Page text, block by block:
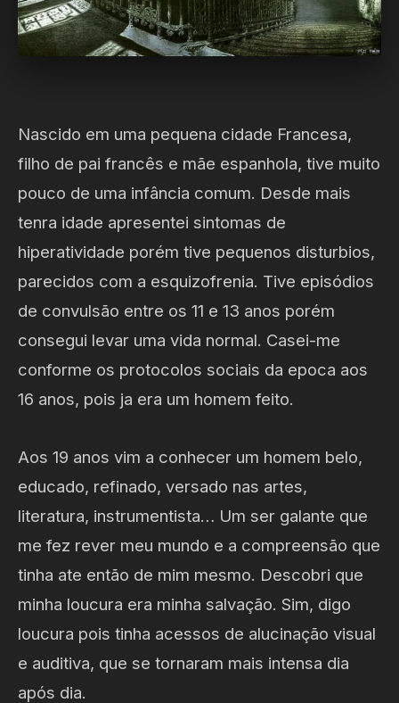
Nascido em uma pequena cidade Francesa,
filho de pai francês e mãe espanhola, tive muito
pouco de uma infância comum. Desde mais
tenra idade apresentei sintomas de
hiperatividade porém tive pequenos disturbios,
parecidos com a esquizofrenia. Tive episódios
de convulsão entre os 11 e 13 anos porém
consegui levar uma vida normal. Casei-me
conforme os protocolos sociais da epoca aos
16 anos, pois ja era um homem feito.
Aos 19 anos vim a conhecer um homem belo,
educado, refinado, versado nas artes,
literatura, instrumentista… Um ser galante que
me fez rever meu mundo e a compreensão que
tinha ate então de mim mesmo. Descobri que
minha loucura era minha salvação. Sim, digo
loucura pois tinha acessos de alucinação visual
e auditiva, que se tornaram mais intensa dia
após dia.